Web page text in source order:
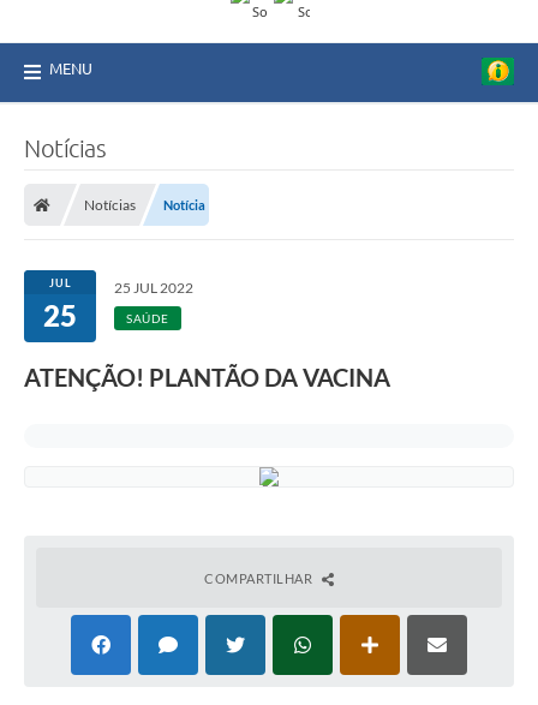
MENU
Notícias
Notícias Notícia
JUL
25
25 JUL 2022
SAÚDE
ATENÇÃO! PLANTÃO DA VACINA
COMPARTILHAR